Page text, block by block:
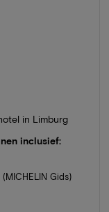
in Limburg
inclusief:
Gids)